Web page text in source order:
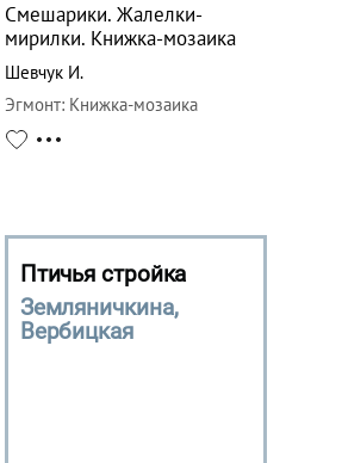
Смешарики. Жалелки-
мирилки. Книжка-мозаика
Шевчук И.
Эгмонт: Книжка-мозаика
Птичья стройка
Земляничкина,
Вербицкая